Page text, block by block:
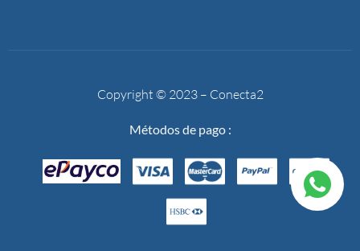
Métodos de pago :
Copyright © 2023 – Conecta2